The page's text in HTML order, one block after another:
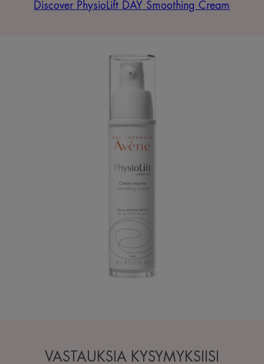
Discover PhysioLift DAY Smoothing Cream
VASTAUKSIA KYSYMYKSIISI